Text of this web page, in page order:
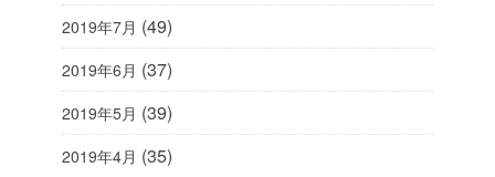
2019年7月 (49)
2019年6月 (37)
2019年5月 (39)
2019年4月 (35)